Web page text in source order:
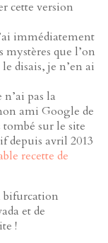
cette version
immédiatement
que l’on
disais, je n’en ai
pas la
ami Google de
sur le site
depuis avril 2013
recette de
bifurcation
et de
!